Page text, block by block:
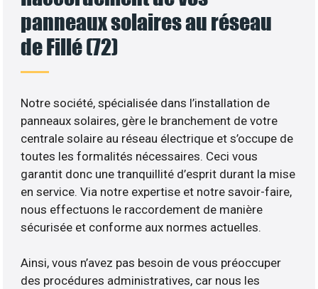
panneaux solaires au réseau
de Fillé (72)
Notre société, spécialisée dans l’installation de
panneaux solaires, gère le branchement de votre
centrale solaire au réseau électrique et s’occupe de
toutes les formalités nécessaires. Ceci vous
garantit donc une tranquillité d’esprit durant la mise
en service. Via notre expertise et notre savoir-faire,
nous effectuons le raccordement de manière
sécurisée et conforme aux normes actuelles.
Ainsi, vous n’avez pas besoin de vous préoccuper
des procédures administratives, car nous les